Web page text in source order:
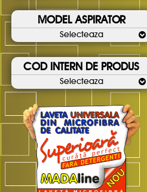
MODEL ASPIRATOR
Selecteaza
COD INTERN DE PRODUS
Selecteaza